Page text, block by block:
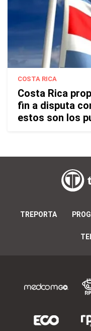
COSTA RICA
Costa Rica
fin a disputa
estos son los
TREPORTA